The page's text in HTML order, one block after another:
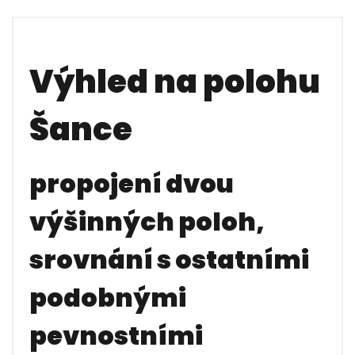
Výhled na polohu
Šance
propojení dvou
výšinných poloh,
srovnání s ostatními
podobnými
pevnostními